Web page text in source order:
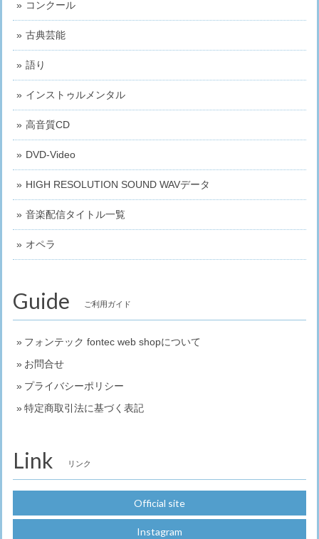
コンクール
古典芸能
語り
インストゥルメンタル
高音質CD
DVD-Video
HIGH RESOLUTION SOUND WAVデータ
音楽配信タイトル一覧
オペラ
Guide ご利用ガイド
フォンテック fontec web shopについて
お問合せ
プライバシーポリシー
特定商取引法に基づく表記
Link リンク
Official site
Instagram